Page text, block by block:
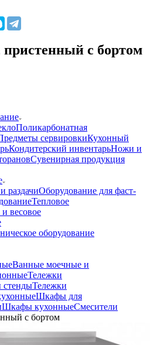
с бортом
Поликарбонатная
сервировкиКухонный
Кондитерский инвентарьНожи и
Сувенирная продукция
раздачиОборудование для фаст-
Тепловое
весовое
оборудование
Ванные моечные и
Тележки
стендыТележки
Шкафы для
Шкафы кухонныеСмесители
с бортом